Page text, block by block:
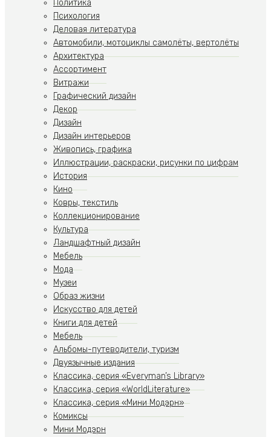
Политика
Психология
Деловая литература
Автомобили, мотоциклы самолёты, вертолёты
Архитектура
Ассортимент
Витражи
Графический дизайн
Декор
Дизайн
Дизайн интерьеров
Живопись, графика
Иллюстрации, раскраски, рисунки по цифрам
История
Кино
Ковры, текстиль
Коллекционирование
Культура
Ландшафтный дизайн
Мебель
Мода
Музеи
Образ жизни
Искусство для детей
Книги для детей
Мебель
Альбомы-путеводители, туризм
Двуязычные издания
Классика, серия «Everyman’s Library»
Классика, серия «WorldLiterature»
Классика, серия «Мини Модэрн»
Комиксы
Мини Модэрн